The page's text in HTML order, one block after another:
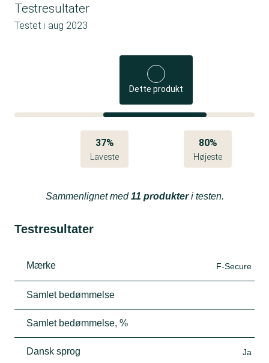
Testresultater
Testet i aug 2023
Dette produkt
37%
Laveste
80%
Højeste
Sammenlignet med11 produkteri testen.
Testresultater
Mærke F-Secure
Samlet bedømmelse
Samlet bedømmelse, %
Dansk sprog Ja